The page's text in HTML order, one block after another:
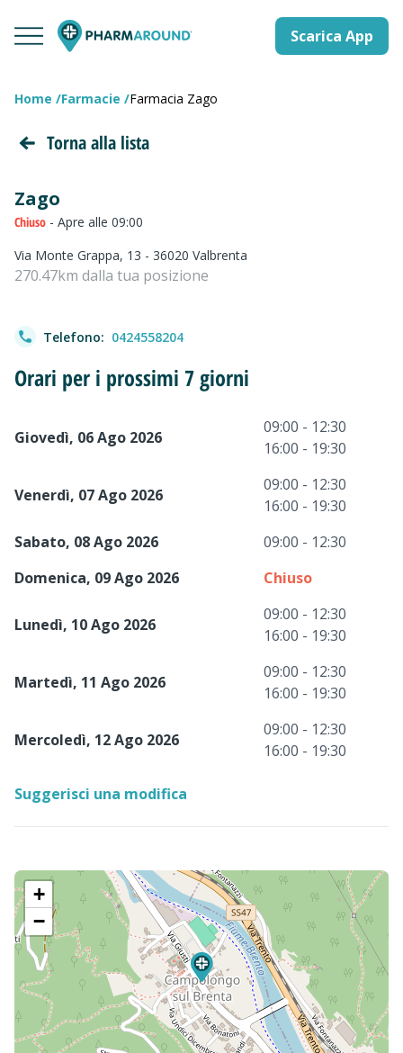
Scarica App
Home Farmacie Farmacia Zago
Torna alla lista
Zago
Chiuso - Apre alle 09:00
Via Monte Grappa, 13 - 36020 Valbrenta
270.47km dalla tua posizione
Telefono: 0424558204
Orari per i prossimi 7 giorni
Giovedì, 06 Ago 2026
09:00 - 12:30
16:00 - 19:30
Venerdì, 07 Ago 2026
09:00 - 12:30
16:00 - 19:30
Sabato, 08 Ago 2026
09:00 - 12:30
Domenica, 09 Ago 2026
Chiuso
Lunedì, 10 Ago 2026
09:00 - 12:30
16:00 - 19:30
Martedì, 11 Ago 2026
09:00 - 12:30
16:00 - 19:30
Mercoledì, 12 Ago 2026
09:00 - 12:30
16:00 - 19:30
Suggerisci una modifica
+
−